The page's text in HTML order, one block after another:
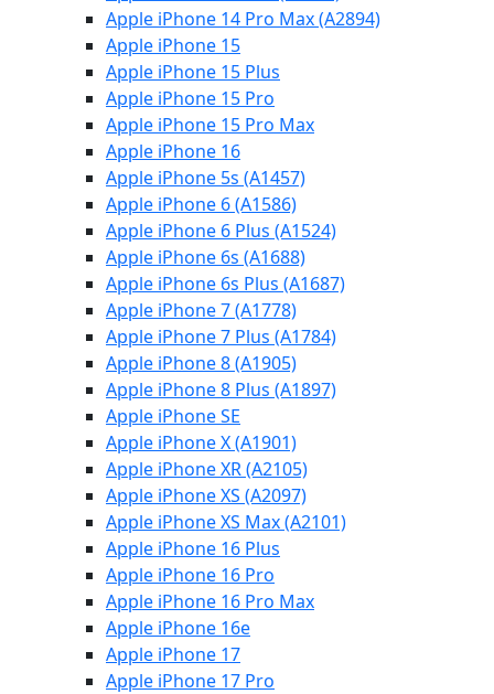
Apple iPhone 14 Pro Max (A2894)
Apple iPhone 15
Apple iPhone 15 Plus
Apple iPhone 15 Pro
Apple iPhone 15 Pro Max
Apple iPhone 16
Apple iPhone 5s (A1457)
Apple iPhone 6 (A1586)
Apple iPhone 6 Plus (A1524)
Apple iPhone 6s (A1688)
Apple iPhone 6s Plus (A1687)
Apple iPhone 7 (A1778)
Apple iPhone 7 Plus (A1784)
Apple iPhone 8 (A1905)
Apple iPhone 8 Plus (A1897)
Apple iPhone SE
Apple iPhone X (A1901)
Apple iPhone XR (A2105)
Apple iPhone XS (A2097)
Apple iPhone XS Max (A2101)
Apple iPhone 16 Plus
Apple iPhone 16 Pro
Apple iPhone 16 Pro Max
Apple iPhone 16e
Apple iPhone 17
Apple iPhone 17 Pro